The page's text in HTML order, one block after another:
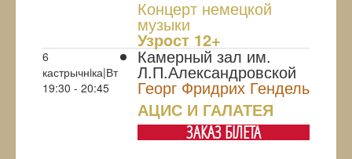
Концерт немецкой
музыки
Узрoст 12+
6
кастрычнiка|Вт
19:30 - 20:45
Камерный зал им.
Л.П.Александровской
Георг Фридрих Гендель
АЦИС И ГАЛАТЕЯ
ЗАКАЗ БIЛЕТА